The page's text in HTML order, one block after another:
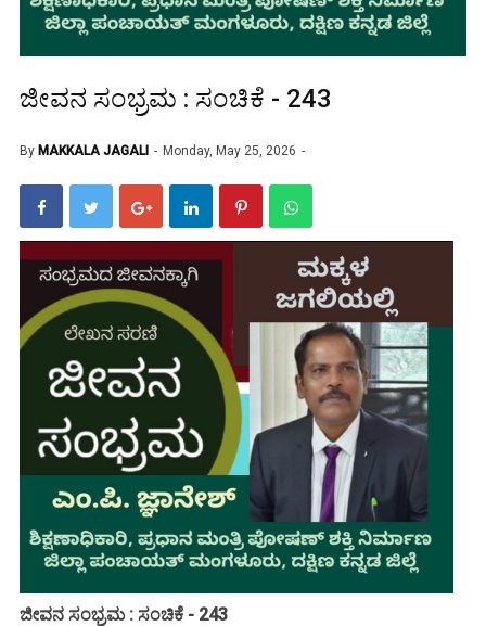
ಜೀವನ ಸಂಭ್ರಮ : ಸಂಚಿಕೆ - 243
By MAKKALA JAGALI Monday, May 25, 2026
ಜೀವನ ಸಂಭ್ರಮ : ಸಂಚಿಕೆ - 243